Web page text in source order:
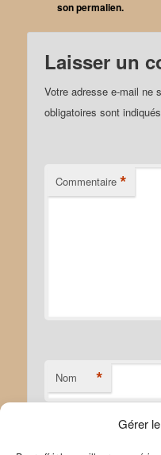
Gérer
sonpermalien.
Laisser un
Votre adresse e-mail ne
obligatoires sont
Commentaire *
Nom *